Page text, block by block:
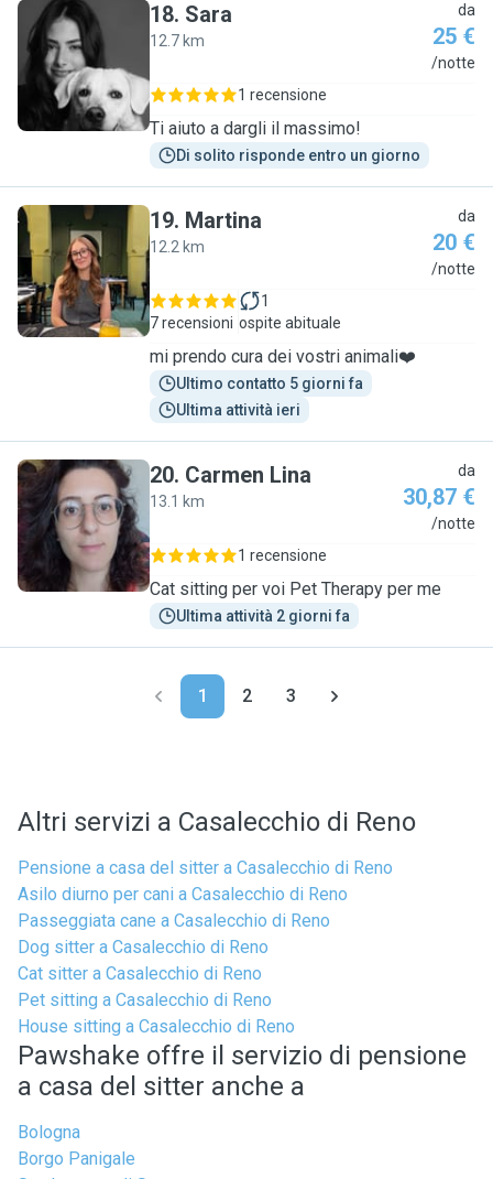
S
18. Sara
12.7 km
da
25 €
/notte
1 recensione
Ti aiuto a dargli il massimo!
Di solito risponde entro un giorno
M
19. Martina
12.2 km
da
20 €
/notte
7 recensioni
1
ospite abituale
mi prendo cura dei vostri animali❤️
Ultimo contatto 5 giorni fa
Ultima attività ieri
C
20. Carmen Lina
13.1 km
da
30,87 €
/notte
1 recensione
Cat sitting per voi Pet Therapy per me
Ultima attività 2 giorni fa
1 2 3
Altri servizi a Casalecchio di Reno
Pensione a casa del sitter a Casalecchio di Reno
Asilo diurno per cani a Casalecchio di Reno
Passeggiata cane a Casalecchio di Reno
Dog sitter a Casalecchio di Reno
Cat sitter a Casalecchio di Reno
Pet sitting a Casalecchio di Reno
House sitting a Casalecchio di Reno
Pawshake offre il servizio di pensione
a casa del sitter anche a
Bologna
Borgo Panigale